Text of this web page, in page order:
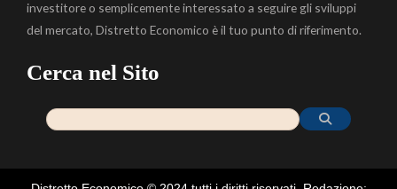
investitore o semplicemente interessato a seguire gli sviluppi
del mercato, Distretto Economico è il tuo punto di riferimento.
Cerca nel Sito